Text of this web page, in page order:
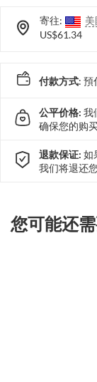
寄往:
美
US$61.34
付款方式: 預
公平价格: 我
确保您的购
退款保证: 如
我们将退还
您可能还